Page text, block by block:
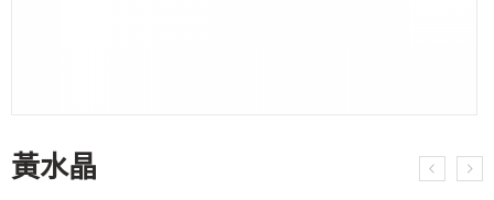
黃水晶